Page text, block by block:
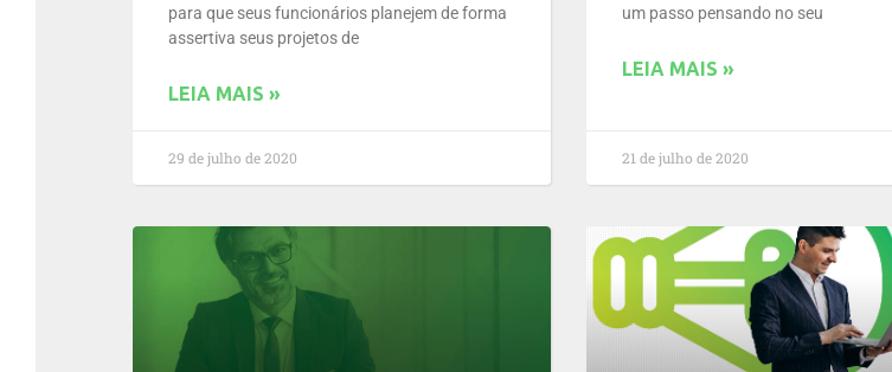
para que seus funcionários planejem de forma
assertiva seus projetos de
LEIA MAIS »
29 de julho de 2020
um passo pensando no seu
LEIA MAIS »
21 de julho de 2020